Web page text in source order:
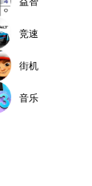
竞速
街机
音乐